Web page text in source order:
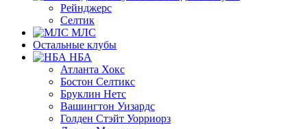
Рейнджерс
Селтик
МЛС
Остальные клубы
НБА
Атланта Хокс
Бостон Селтикс
Бруклин Нетс
Вашингтон Уизардс
Голден Стэйт Уорриорз